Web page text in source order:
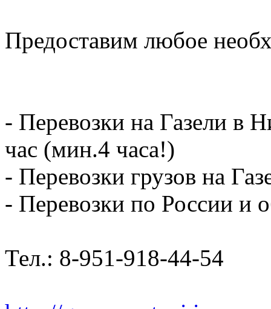
Предоставим любое
- Перевозки на Газели в
час (мин.4 часа!)
- Перевозки грузов на
- Перевозки по России и
Тел.: 8-951-918-44-54